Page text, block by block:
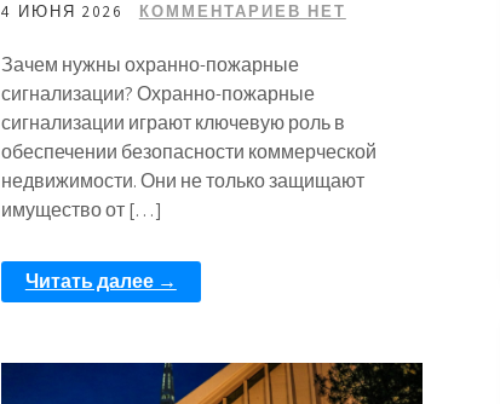
4 ИЮНЯ 2026 КОММЕНТАРИЕВ НЕТ
Зачем нужны охранно-пожарные
сигнализации? Охранно-пожарные
сигнализации играют ключевую роль в
обеспечении безопасности коммерческой
недвижимости. Они не только защищают
имущество от […]
Читать далее →